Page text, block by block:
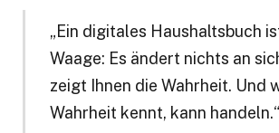
„Ein digitales Haushaltsbuch
Waage: Es ändert nichts an
zeigt Ihnen die Wahrheit. Und
Wahrheit kennt, kann handeln.“